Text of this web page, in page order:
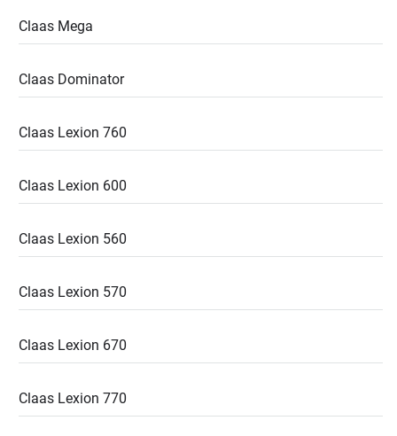
Claas Mega
Claas Dominator
Claas Lexion 760
Claas Lexion 600
Claas Lexion 560
Claas Lexion 570
Claas Lexion 670
Claas Lexion 770